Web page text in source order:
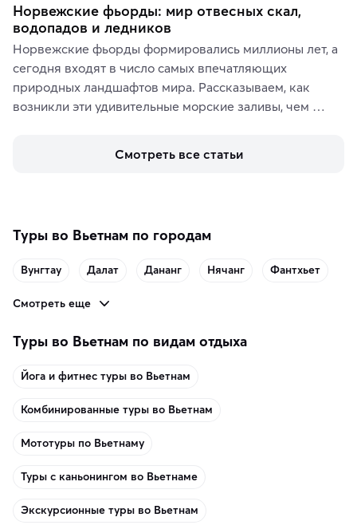
Норвежские фьорды: мир отвесных скал,
водопадов и ледников
Норвежские фьорды формировались миллионы лет, а
сегодня входят в число самых впечатляющих
природных ландшафтов мира. Рассказываем, как
возникли эти удивительные морские заливы, чем
включить в маршрут по Норвегии.
Смотреть все статьи
Туры во Вьетнам по городам
Вунгтау Далат Дананг Нячанг Фантхьет
Смотреть еще
Туры во Вьетнам по видам отдыха
Йога и фитнес туры во Вьетнам
Комбинированные туры во Вьетнам
Мототуры по Вьетнаму
Туры с каньонингом во Вьетнаме
Экскурсионные туры во Вьетнам